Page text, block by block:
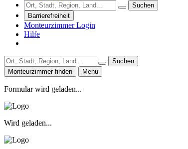
Suchen
Barrierefreiheit
Monteurzimmer Login
Hilfe
Suchen
Monteurzimmer finden
Menu
Formular wird geladen...
Wird geladen...